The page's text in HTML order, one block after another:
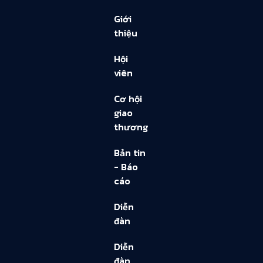
Giới
thiệu
Hội
viên
Cơ hội
giao
thương
Bản tin
- Báo
cáo
Diễn
đàn
Diễn